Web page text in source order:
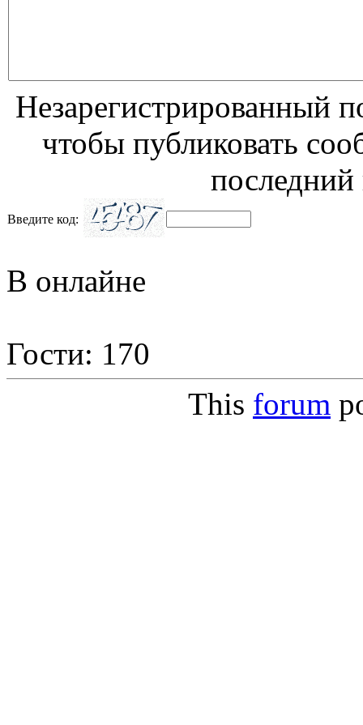
Незарегистрированный
чтобы публиковать
Введите код:
В онлайне
Гости: 170
This forum